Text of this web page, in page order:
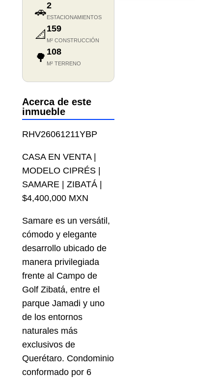
🚗2
ESTACIONAMIENTOS
📐 159
M² CONSTRUCCIÓN
🌳 108
M² TERRENO
Acerca de este
inmueble
RHV26061211YBP
CASA EN VENTA |
MODELO CIPRÉS |
SAMARE | ZIBATÁ |
$4,400,000 MXN
Samare es un versátil,
cómodo y elegante
desarrollo ubicado de
manera privilegiada
frente al Campo de
Golf Zibatá, entre el
parque Jamadi y uno
de los entornos
naturales más
exclusivos de
Querétaro. Condominio
conformado por 6